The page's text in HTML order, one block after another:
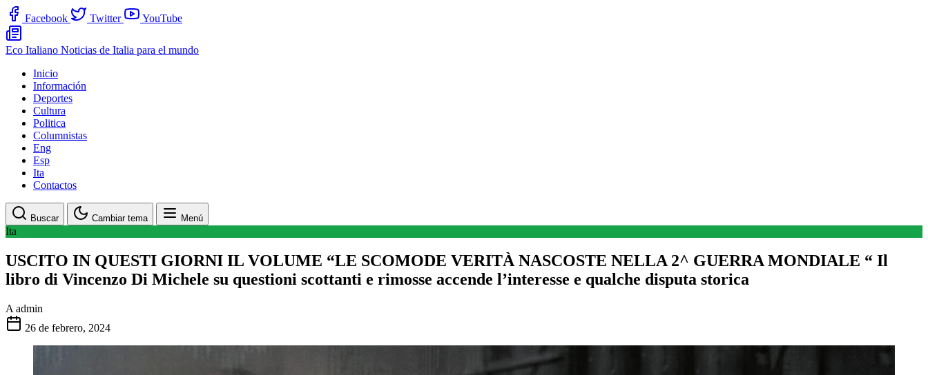
Facebook Twitter YouTube
Eco Italiano Noticias de Italia para el mundo
Inicio
Información
Deportes
Cultura
Politica
Columnistas
Eng
Esp
Ita
Contactos
Buscar Cambiar tema Menú
Ita
USCITO IN QUESTI GIORNI IL VOLUME “LE SCOMODE VERITÀ NASCOSTE NELLA 2^ GUERRA MONDIALE “ Il
libro di Vincenzo Di Michele su questioni scottanti e rimosse accende l’interesse e qualche disputa storica
A admin
26 de febrero, 2024